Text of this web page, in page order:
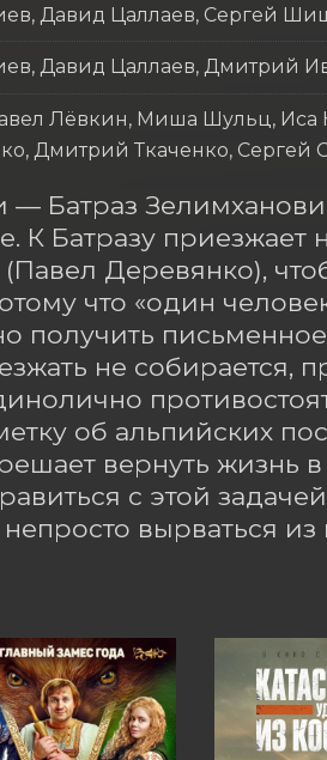
Давид Цаллаев, Сергей
Давид Цаллаев, Дмитрий
Лёвкин, Миша Шульц, Иса
Дмитрий Ткаченко, Сергей
— Батраз
К Батразу приезжает
Деревянко),
что «один
получить
не собирается,
об альпийских
вернуть жизнь
с этой
вырваться